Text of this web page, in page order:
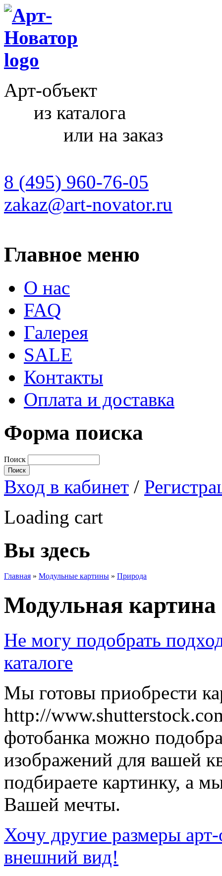
Арт-объект
из каталога
или на заказ
8 (495) 960-76-05
zakaz@art-novator.ru
Главное меню
О нас
FAQ
Галерея
SALE
Контакты
Оплата и доставка
Форма поиска
Поиск
Вход в кабинет /
Loading cart
Вы здесь
Главная » Модульные картины » Природа
Модульная картина
Не могу подобрать
каталоге
Мы готовы приобрести
http://
фотобанка можно
изображений для вашей
подбираете картинку, а
Вашей мечты.
Хочу другие размеры
внешний вид!